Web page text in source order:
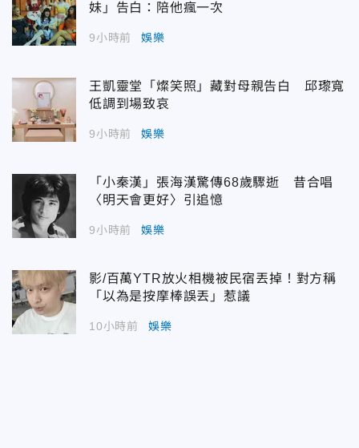
妹」告白：陪他瘋一次
9小時前 娛樂
王凱靈堂「燦笑照」藏對母親告白 邱瓈寬
低調到場致哀
9小時前 娛樂
「小秦漢」張海漢驚傳68歲驟逝 昔合唱
〈明天會更好〉引追憶
9小時前 娛樂
影/百萬YTR放火相機被民宿丟掉！對方稱
「以為是按摩棒誤丟」惹議
10小時前 娛樂